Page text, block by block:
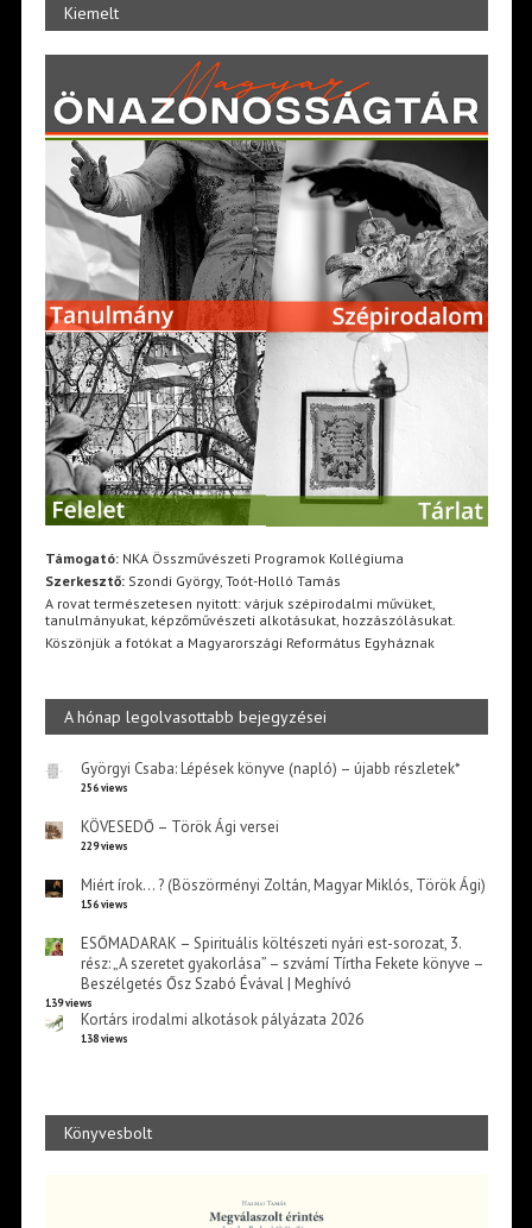
Kiemelt
Támogató:NKA Összművészeti Programok Kollégiuma
Szerkesztő:Szondi György, Toót-Holló Tamás
A rovat természetesen nyitott: várjuk szépirodalmi művüket,
tanulmányukat, képzőművészeti alkotásukat, hozzászólásukat.
Köszönjük a fotókat a Magyarországi Református Egyháznak
A hónap legolvasottabb bejegyzései
Györgyi Csaba: Lépések könyve (napló) – újabb részletek*
256 views
KÖVESEDŐ – Török Ági versei
229 views
Miért írok… ? (Böszörményi Zoltán, Magyar Miklós, Török Ági)
156 views
ESŐMADARAK – Spirituális költészeti nyári est-sorozat, 3.
rész: „A szeretet gyakorlása” – szvámí Tírtha Fekete könyve –
Beszélgetés Ősz Szabó Évával | Meghívó
139 views
Kortárs irodalmi alkotások pályázata 2026
138 views
Könyvesbolt